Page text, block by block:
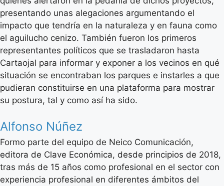
presentando unas alegaciones argumentando el
impacto que tendría en la naturaleza y en fauna como
el aguilucho cenizo. También fueron los primeros
representantes políticos que se trasladaron hasta
Cartaojal para informar y exponer a los vecinos en qué
situación se encontraban los parques e instarles a que
pudieran constituirse en una plataforma para mostrar
su postura, tal y como así ha sido.
Alfonso Núñez
Formo parte del equipo de Neico Comunicación,
editora de Clave Económica, desde principios de 2018,
tras más de 15 años como profesional en el sector con
experiencia profesional en diferentes ámbitos del